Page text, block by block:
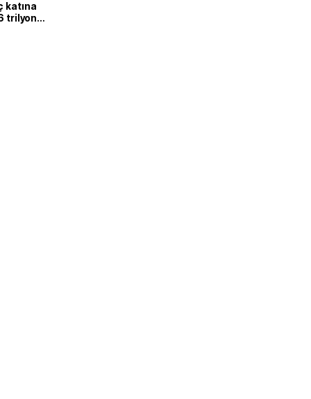
katına
trilyon